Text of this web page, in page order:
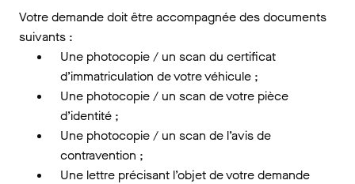
Votre demande doit être accompagnée des documents
suivants :
Une photocopie / un scan du certificat
d’immatriculation de votre véhicule ;
Une photocopie / un scan de votre pièce
d’identité ;
Une photocopie / un scan de l’avis de
contravention ;
Une lettre précisant l’objet de votre demande